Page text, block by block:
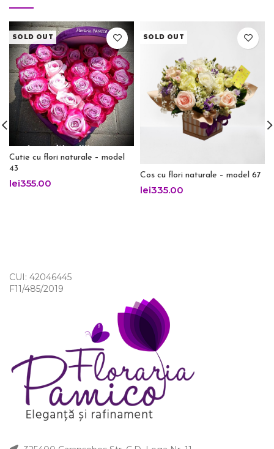
SOLD OUT
Cutie cu flori naturale – model
43
lei355.00
SOLD OUT
Cos cu flori naturale – model 67
lei335.00
CUI: 42046445
F11/485/2019